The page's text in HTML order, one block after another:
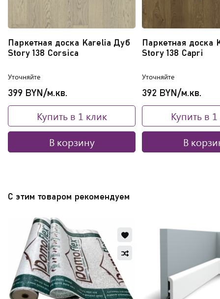
Паркетная доска Karelia Дуб
Story 138 Corsica
Уточняйте
399 BYN/м.кв.
Купить в 1 клик
В корзину
Паркетная доска
Story 138 Capri
Уточняйте
392 BYN/м.кв.
Купить в
В
С этим товаром рекомендуем
Добавить
избранное
Добавить